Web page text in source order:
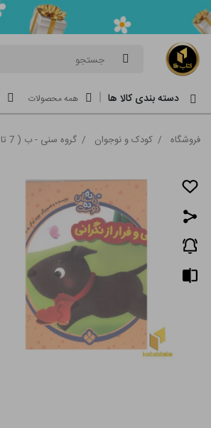
جستجو
دسته بندی کالا ها همه محصولات
فروشگاه / کودک و نوجوان / گروه سنی - ب ( 7 تا 9 سال )